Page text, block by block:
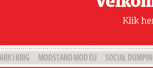
I KRIG MODSTAND MOD EU
SOCIAL